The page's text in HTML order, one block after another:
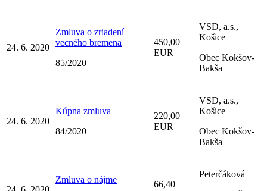
24. 6. 2020
Zmluva o zriadení
vecného bremena
85/2020
450,00
EUR
VSD, a.s.,
Košice
Obec Kokšov-
Bakša
24. 6. 2020
Kúpna zmluva
84/2020
220,00
EUR
VSD, a.s.,
Košice
Obec Kokšov-
Bakša
Zmluva o nájme
66,40
Peterčáková